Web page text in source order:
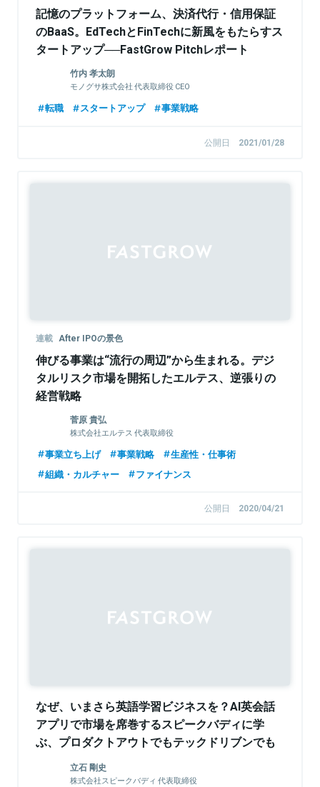
記憶のプラットフォーム、決済代行・信用保証
のBaaS。EdTechとFinTechに新風をもたらすス
タートアップ──FastGrow Pitchレポート
竹内 孝太朗
モノグサ株式会社 代表取締役 CEO
転職 スタートアップ 事業戦略
公開日 2021/01/28
連載 After IPOの景色
伸びる事業は“流行の周辺”から生まれる。デジ
タルリスク市場を開拓したエルテス、逆張りの
経営戦略
菅原 貴弘
株式会社エルテス 代表取締役
事業立ち上げ 事業戦略
生産性・仕事術
組織・カルチャー
ファイナンス
公開日 2020/04/21
なぜ、いまさら英語学習ビジネスを？AI英会話
アプリで市場を席巻するスピークバディに学
ぶ、プロダクトアウトでもテックドリブンでも
ない開発手法
立石 剛史
株式会社スピークバディ 代表取締役